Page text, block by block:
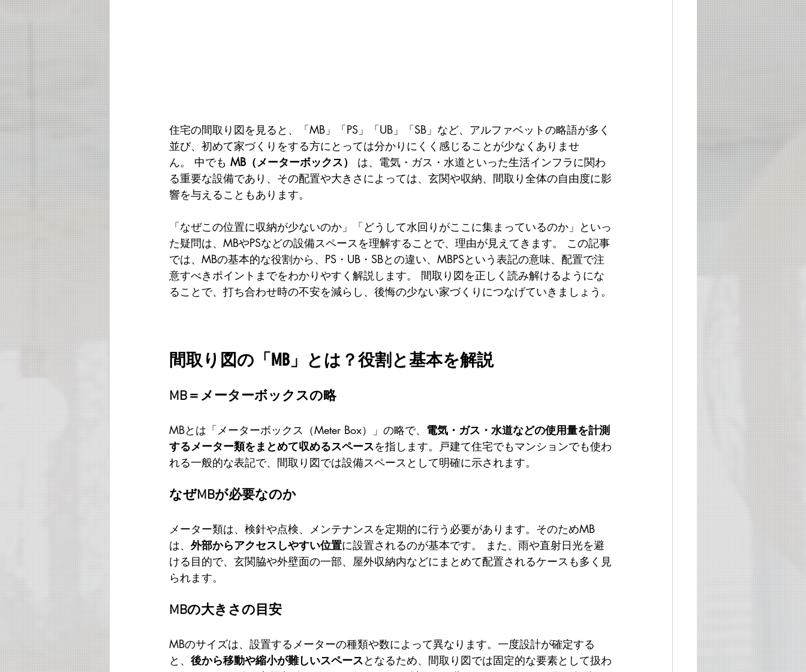
住宅の間取り図を見ると、「MB」「PS」「UB」「SB」など、アルファベットの略語が多く
並び、初めて家づくりをする方にとっては分かりにくく感じることが少なくありませ
ん。 中でも MB（メーターボックス）
は、電気・ガス・水道といった生活インフラに関わ
る重要な設備であり、その配置や大きさによっては、玄関や収納、間取り全体の自由度に影
響を与えることもあります。
「なぜこの位置に収納が少ないのか」「どうして水回りがここに集まっているのか」といっ
た疑問は、MBやPSなどの設備スペースを理解することで、理由が見えてきます。 この記事
では、MBの基本的な役割から、PS・UB・SBとの違い、MBPSという表記の意味、配置で注
意すべきポイントまでをわかりやすく解説します。 間取り図を正しく読み解けるようにな
ることで、打ち合わせ時の不安を減らし、後悔の少ない家づくりにつなげていきましょう。
間取り図の「MB」とは？役割と基本を解説
MB＝メーターボックスの略
MBとは「メーターボックス（Meter Box）」の略で、 電気・ガス・水道などの使用量を計測
するメーター類をまとめて収めるスペースを指します。戸建て住宅でもマンションでも使わ
れる一般的な表記で、間取り図では設備スペースとして明確に示されます。
なぜMBが必要なのか
メーター類は、検針や点検、メンテナンスを定期的に行う必要があります。そのためMB
は、 外部からアクセスしやすい位置に設置されるのが基本です。 また、雨や直射日光を避
ける目的で、玄関脇や外壁面の一部、屋外収納内などにまとめて配置されるケースも多く見
られます。
MBの大きさの目安
MBのサイズは、設置するメーターの種類や数によって異なります。一度設計が確定する
と、 後から移動や縮小が難しいスペースとなるため、間取り図では固定的な要素として扱わ